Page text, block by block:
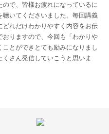
で、皆様お疲れになっているに
いてくださいました。毎回講義
れだけわかりやすく内容をお伝
おりますので、今回も「わかりや
とができとても励みになりまし
さん発信していこうと思いま